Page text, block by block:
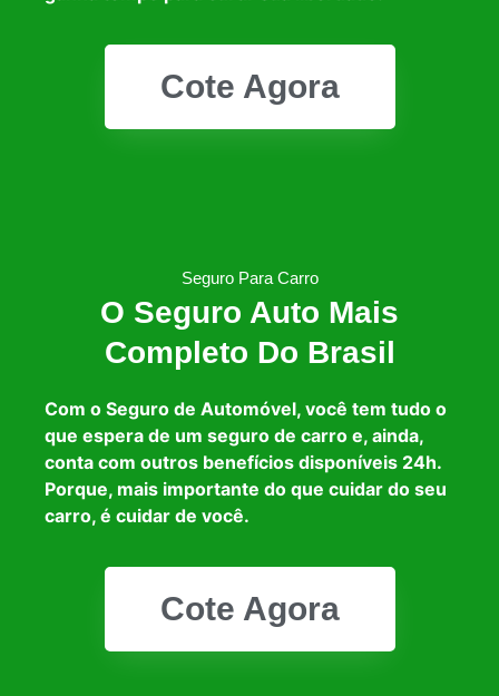
Cote Agora
Seguro Para Carro
O Seguro Auto Mais
Completo Do Brasil
Com o Seguro de Automóvel, você tem tudo o
que espera de um seguro de carro e, ainda,
conta com outros benefícios disponíveis 24h.
Porque, mais importante do que cuidar do seu
carro, é cuidar de você.
Cote Agora